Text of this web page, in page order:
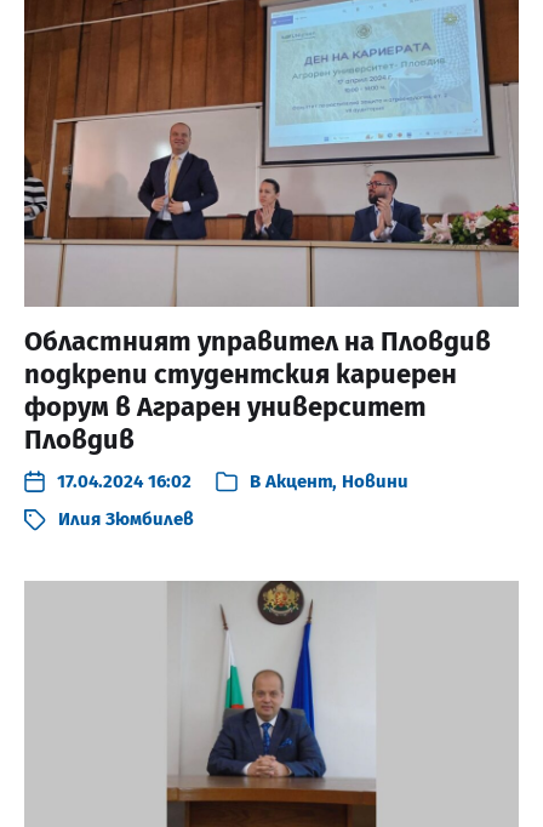
Областният управител на Пловдив
подкрепи студентския кариерен
форум в Аграрен университет
Пловдив
17.04.2024 16:02 В Акцент, Новини
Илия Зюмбилев